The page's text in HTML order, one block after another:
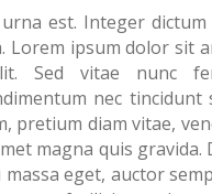
est. Integer
Lorem ipsum dolor sit
Sed vitae nunc
nec tincidunt
pretium diam vitae,
magna quis gravida.
eget, auctor